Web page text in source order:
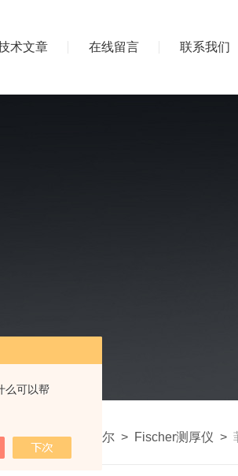
么可以帮
术文章 在线留言 联系我们
德国Fischer菲希尔 > Fischer测厚仪 >